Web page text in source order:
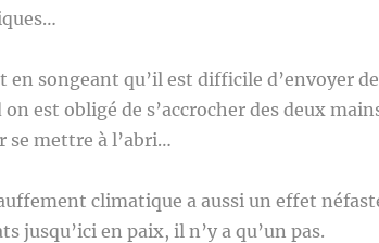
en songeant qu’il est difficile d’envoyer
est obligé de s’accrocher des deux
se mettre à l’abri…
climatique a aussi un effet
jusqu’ici en paix, il n’y a qu’un pas.